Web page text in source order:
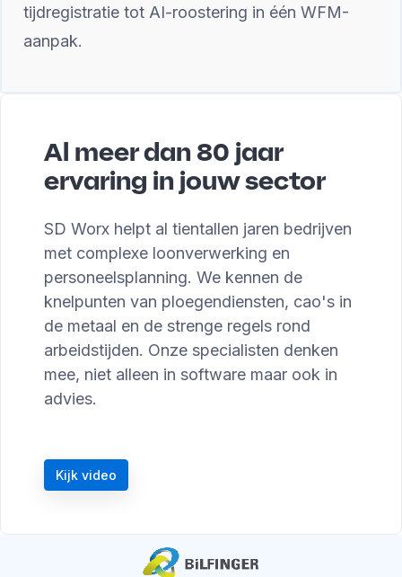
tijdregistratie tot AI-roostering in één WFM-
aanpak.
Al meer dan 80 jaar
ervaring in jouw sector
SD Worx helpt al tientallen jaren bedrijven
met complexe loonverwerking en
personeelsplanning. We kennen de
knelpunten van ploegendiensten, cao's in
de metaal en de strenge regels rond
arbeidstijden. Onze specialisten denken
mee, niet alleen in software maar ook in
advies.
Kijk video